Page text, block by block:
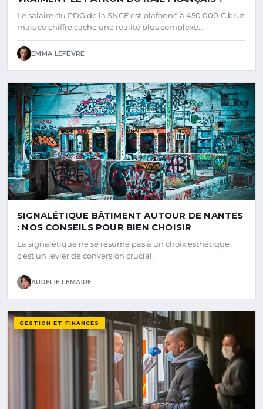
Le salaire du PDG de la SNCF est plafonné à 450 000 € brut,
mais ce chiffre cache une réalité plus complexe…
EMMA LEFÈVRE
SIGNALÉTIQUE BÂTIMENT AUTOUR DE NANTES
: NOS CONSEILS POUR BIEN CHOISIR
La signalétique ne se résume pas à un choix esthétique :
c'est un levier de conversion crucial.
AURÉLIE LEMAIRE
GESTION ET FINANCES